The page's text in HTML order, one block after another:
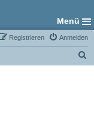
Menü
Anmelden
Registrieren